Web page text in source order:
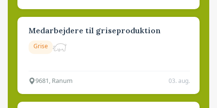
Medarbejdere til griseproduktion
Grise
9681, Ranum 03. aug.